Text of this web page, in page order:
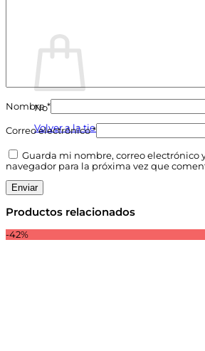
No hay productos en el carrito.
Volver a la tienda
Nombre*
Correo electrónico*
Guarda mi nombre, correo electrónico
navegador para la próxima vez que
Productos relacionados
-42%